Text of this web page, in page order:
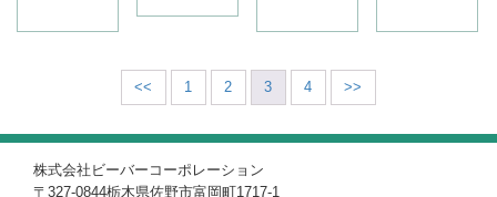
<< 1 2 3 4 >>
株式会社ビーバーコーポレーション
〒327-0844栃木県佐野市富岡町1717-1